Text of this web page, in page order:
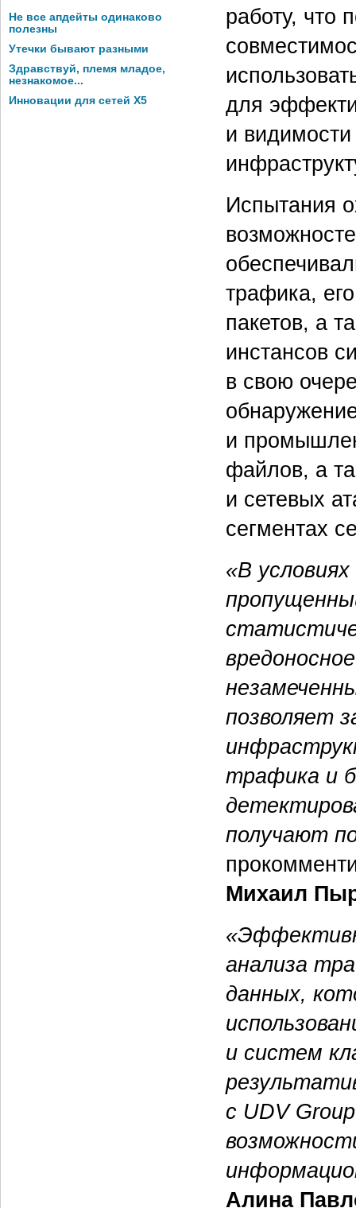
Не все апдейты одинаково
полезны
Утечки бывают разными
Здравствуй, племя младое,
незнакомое...
Инновации для сетей X5
работу, что
для
и
Испытания
трафика,
пакетов, а
инстансов
в свою
и
файлов, а
и сетевых
сегментах
«В
позволяет
трафика и
получают
Михаил
анализа
данных,
и систем
с UDV
Алина